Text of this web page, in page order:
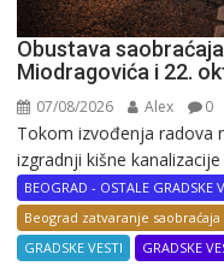
Obustava
Miodragovića i 22.
07/08/2026 Alex 0
Tokom izvođenja radova
izgradnji kišne
BEOGRAD - OSTALE GRADSKE
Beograd zatvaranje
GRADSKE VESTI
GRADSKE